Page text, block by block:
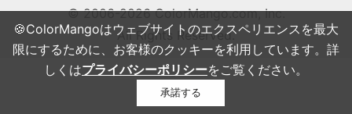
🍪ColorMangoはウェブサイトのエクスペリエンスを最大
限にするために、お客様のクッキーを利用しています。詳
しくはプライバシーポリシーをご覧ください。
承諾する
© 2006-2026 ColorMango.com, Inc.
All Rights Reserved.